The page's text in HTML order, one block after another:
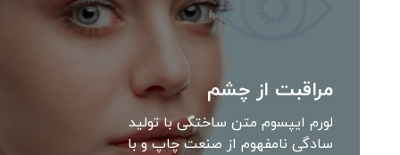
مراقبت از چشم
لورم ایپسوم متن ساختگی با تولید
سادگی نامفهوم از صنعت چاپ و با